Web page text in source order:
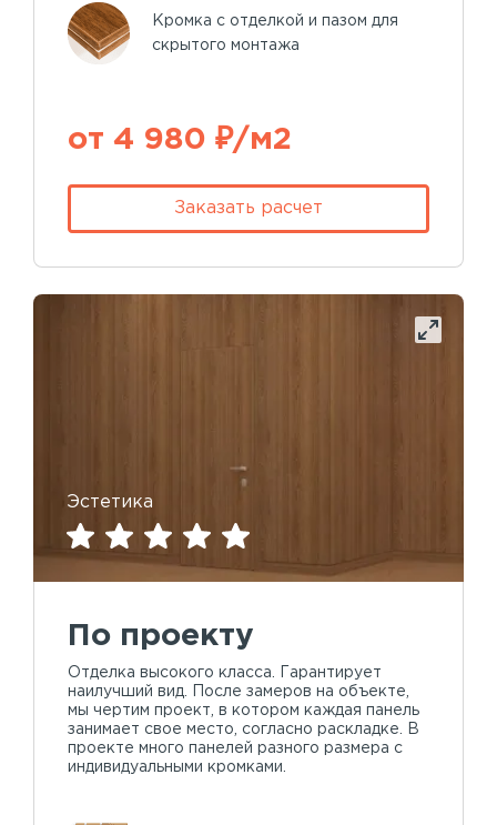
Кромка с отделкой и пазом для
скрытого монтажа
от 4 980 ₽/м2
Заказать расчет
Эстетика
По проекту
Отделка высокого класса. Гарантирует
наилучший вид. После замеров на объекте,
мы чертим проект, в котором каждая панель
занимает свое место, согласно раскладке. В
проекте много панелей разного размера с
индивидуальными кромками.